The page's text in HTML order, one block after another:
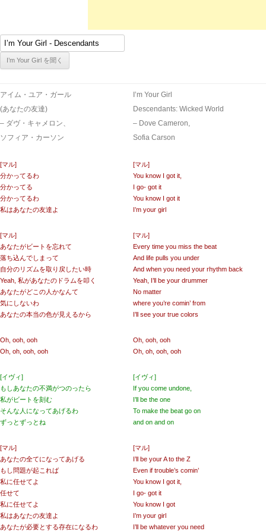
アイム・ユア・ガール
(あなたの友達)
– ダヴ・キャメロン、
ソフィア・カーソン
[マル]
分かってるわ
分かってる
分かってるわ
私はあなたの友達よ
[マル]
あなたがビートを忘れて
落ち込んでしまって
自分のリズムを取り戻したい時
Yeah, 私があなたのドラムを叩く
あなたがどこの人かなんて
気にしないわ
あなたの本当の色が見えるから
Oh, ooh, ooh
Oh, oh, ooh, ooh
[イヴィ]
もしあなたの不満がつのったら
私がビートを刻む
そんな人になってあげるわ
ずっとずっとね
[マル]
あなたの全てになってあげる
もし問題が起これば
私に任せてよ
任せて
私に任せてよ
私はあなたの友達よ
あなたが必要とする存在になるわ
I’m Your Girl
Descendants: Wicked World
– Dove Cameron,
Sofia Carson
[マル]
You know I got it,
I go- got it
You know I got it
I’m your girl
[マル]
Every time you miss the beat
And life pulls you under
And when you need your rhythm back
Yeah, I’ll be your drummer
No matter
where you’re comin’ from
I’ll see your true colors
Oh, ooh, ooh
Oh, oh, ooh, ooh
[イヴィ]
If you come undone,
I’ll be the one
To make the beat go on
and on and on
[マル]
I’ll be your A to the Z
Even if trouble’s comin’
You know I got it,
I go- got it
You know I got
I’m your girl
I’ll be whatever you need